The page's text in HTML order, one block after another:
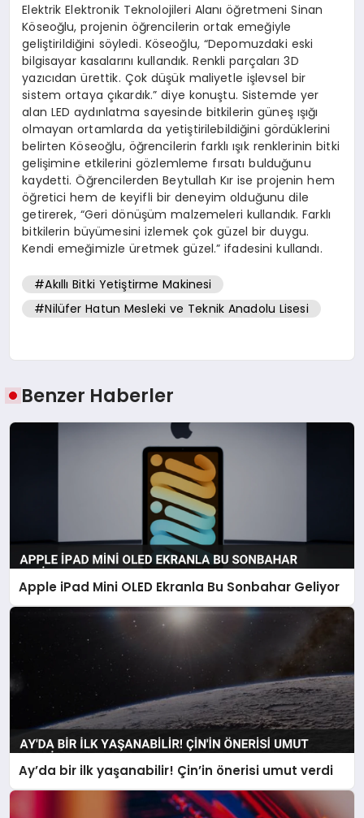
Elektrik Elektronik Teknolojileri Alanı öğretmeni Sinan
Köseoğlu, projenin öğrencilerin ortak emeğiyle
geliştirildiğini söyledi. Köseoğlu, “Depomuzdaki eski
bilgisayar kasalarını kullandık. Renkli parçaları 3D
yazıcıdan ürettik. Çok düşük maliyetle işlevsel bir
sistem ortaya çıkardık.” diye konuştu. Sistemde yer
alan LED aydınlatma sayesinde bitkilerin güneş ışığı
olmayan ortamlarda da yetiştirilebildiğini gördüklerini
belirten Köseoğlu, öğrencilerin farklı ışık renklerinin bitki
gelişimine etkilerini gözlemleme fırsatı bulduğunu
kaydetti. Öğrencilerden Beytullah Kır ise projenin hem
öğretici hem de keyifli bir deneyim olduğunu dile
getirerek, “Geri dönüşüm malzemeleri kullandık. Farklı
bitkilerin büyümesini izlemek çok güzel bir duygu.
Kendi emeğimizle üretmek güzel.” ifadesini kullandı.
#Akıllı Bitki Yetiştirme Makinesi
#Nilüfer Hatun Mesleki ve Teknik Anadolu Lisesi
Benzer Haberler
Apple iPad Mini OLED Ekranla Bu Sonbahar Geliyor
Ay’da bir ilk yaşanabilir! Çin’in önerisi umut verdi